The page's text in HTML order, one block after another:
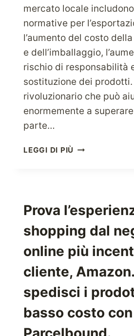
mercato locale
normative per
l’aumento del costo
e dell’imballaggio,
rischio di responsabilità
sostituzione dei
rivoluzionario che può
enormemente a
parte…
LEGGI DI PIÙ FAI
A
LIVELLO
CON
I
SERVIZI
DI
SPEDIZIONE
PACCHI
Prova
shopping dal
online più
cliente,
spedisci i
basso costo con